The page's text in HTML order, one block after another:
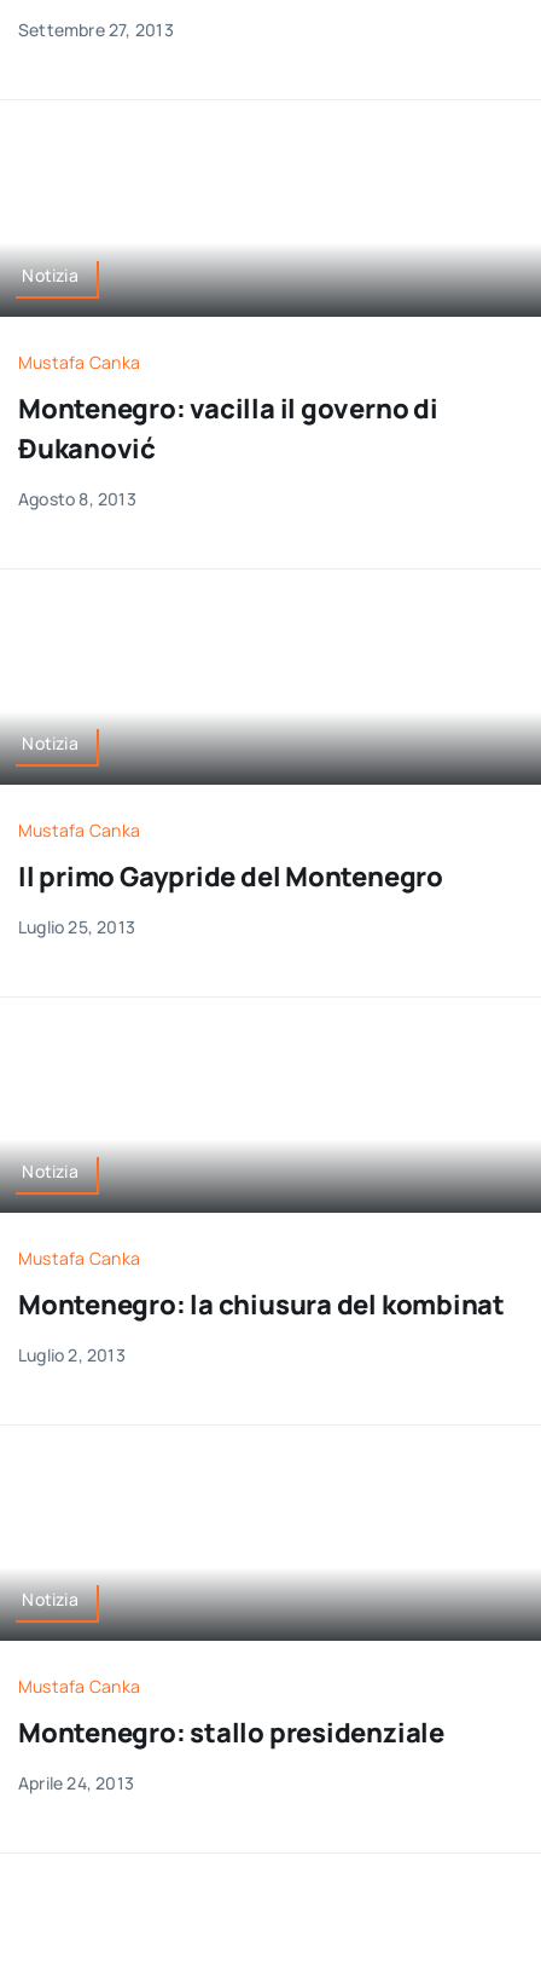
Settembre 27, 2013
Notizia
Mustafa Canka
Montenegro: vacilla il governo di
Đukanović
Agosto 8, 2013
Notizia
Mustafa Canka
Il primo Gaypride del Montenegro
Luglio 25, 2013
Notizia
Mustafa Canka
Montenegro: la chiusura del kombinat
Luglio 2, 2013
Notizia
Mustafa Canka
Montenegro: stallo presidenziale
Aprile 24, 2013